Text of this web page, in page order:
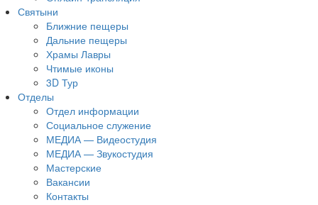
Святыни
Ближние пещеры
Дальние пещеры
Храмы Лавры
Чтимые иконы
3D Тур
Отделы
Отдел информации
Социальное служение
МЕДИА — Видеостудия
МЕДИА — Звукостудия
Мастерские
Вакансии
Контакты